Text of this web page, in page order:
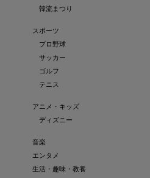
韓流まつり
スポーツ
プロ野球
サッカー
ゴルフ
テニス
アニメ・キッズ
ディズニー
音楽
エンタメ
生活・趣味・教養